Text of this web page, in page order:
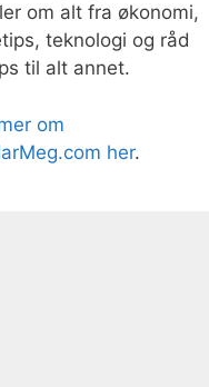
om alt fra økonomi,
teknologi og råd
til alt annet.
om
her.